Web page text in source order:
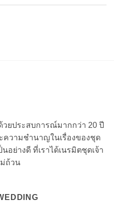
วยประสบการณ์มากกว่า 20 ปี
ความชำนาญในเรื่องของชุด
อย่างดี ที่เราได้เนรมิตชุดเจ้า
ถ้วน